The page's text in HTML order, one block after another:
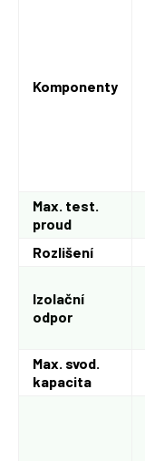
Komponenty
Max. test.
proud
Rozlišení
Izolační
odpor
Max. svod.
kapacita